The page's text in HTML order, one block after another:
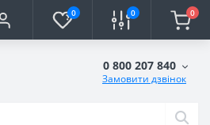
0 0 0
0 800 207 840
Замовити дзвінок